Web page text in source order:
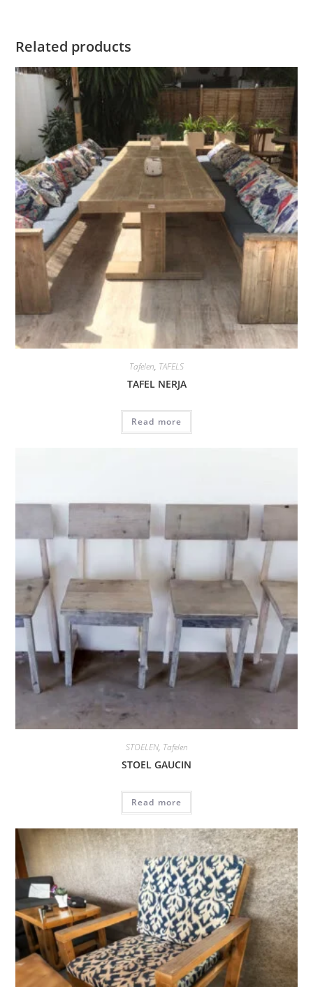
Related products
Tafelen, TAFELS
TAFEL NERJA
Read more
STOELEN, Tafelen
STOEL GAUCIN
Read more